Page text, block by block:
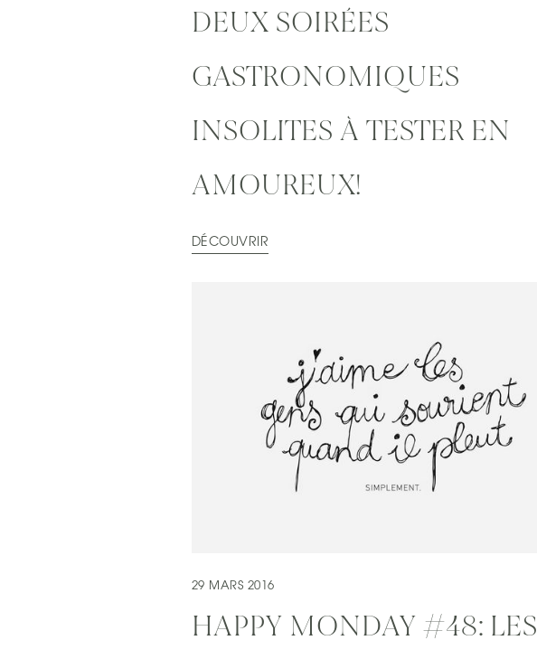
DEUX SOIRÉES
GASTRONOMIQUES
INSOLITES À TESTER EN
AMOUREUX!
DÉCOUVRIR
29 MARS 2016
HAPPY MONDAY #48: LES